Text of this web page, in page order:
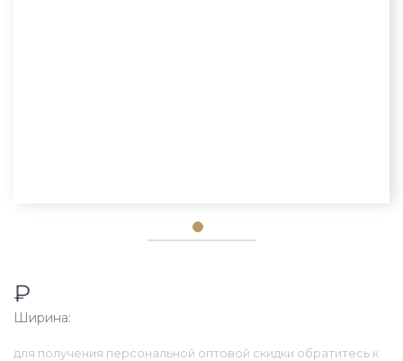
₽
Ширина:
для получения персональной оптовой скидки обратитесь к